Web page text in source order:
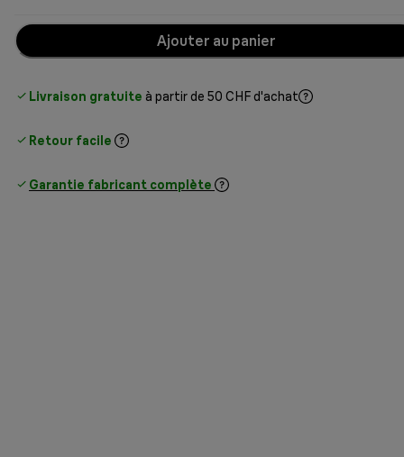
Ajouter au panier
Livraison gratuite à partir de 50 CHF d'achat
Retour facile
Garantie fabricant complète